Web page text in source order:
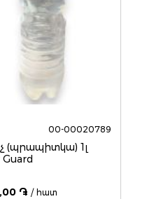
00-00020789
(պրապիտկա) 1լ
֏ / հատ